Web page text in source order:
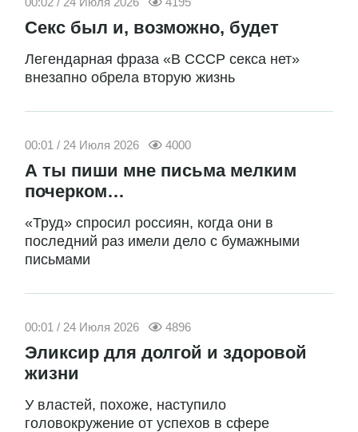
Секс был и, возможно, будет
Легендарная фраза «В СССР секса нет»
внезапно обрела вторую жизнь
00:01 / 24 Июля 2026 4000
А ты пиши мне письма мелким
почерком…
«Труд» спросил россиян, когда они в
последний раз имели дело с бумажными
письмами
00:01 / 24 Июля 2026 4896
Эликсир для долгой и здоровой
жизни
У властей, похоже, наступило
головокружение от успехов в сфере